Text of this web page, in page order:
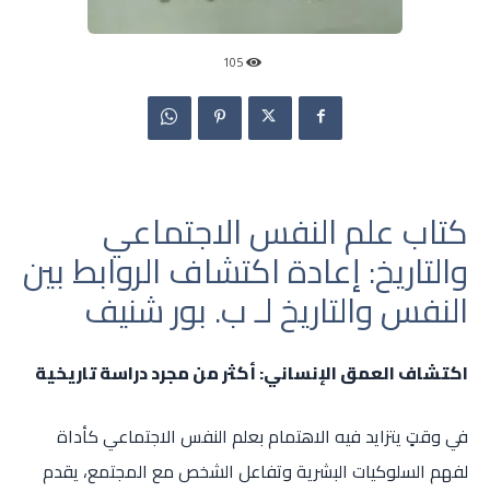
105
كتاب علم النفس الاجتماعي
والتاريخ: إعادة اكتشاف الروابط بين
النفس والتاريخ لـ ب. بور شنيف
اكتشاف العمق الإنساني: أكثر من مجرد دراسة تاريخية
في وقتٍ يتزايد فيه الاهتمام بعلم النفس الاجتماعي كأداة
لفهم السلوكيات البشرية وتفاعل الشخص مع المجتمع، يقدم